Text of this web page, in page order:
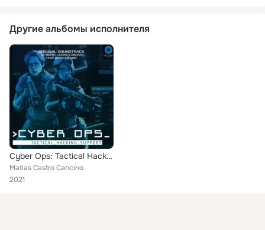
Другие альбомы исполнителя
Cyber Ops: Tactical Hacking Support
Matias Castro Cancino
2021